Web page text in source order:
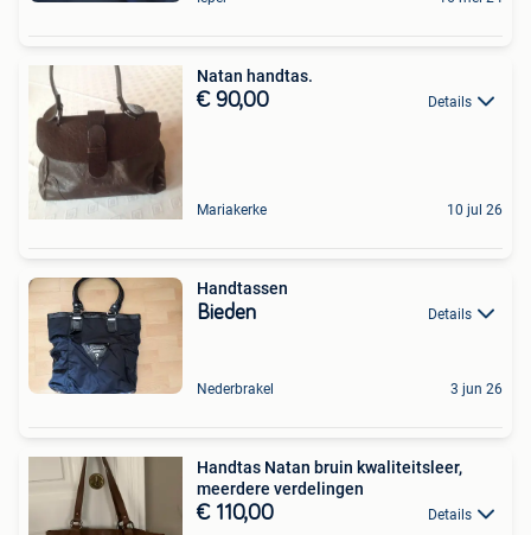
Natan handtas.
€ 90,00 Details
Mariakerke 10 jul 26
Handtassen
Bieden Details
Nederbrakel 3 jun 26
Handtas Natan bruin kwaliteitsleer,
meerdere verdelingen
€ 110,00 Details